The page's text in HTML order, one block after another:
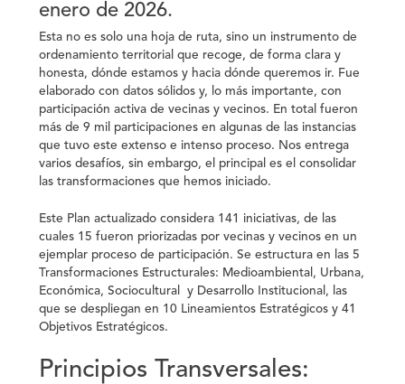
enero de 2026.
Esta no es solo una hoja de ruta, sino un instrumento de
ordenamiento territorial que recoge, de forma clara y
honesta, dónde estamos y hacia dónde queremos ir. Fue
elaborado con datos sólidos y, lo más importante, con
participación activa de vecinas y vecinos. En total fueron
más de 9 mil participaciones en algunas de las instancias
que tuvo este extenso e intenso proceso. Nos entrega
varios desafíos, sin embargo, el principal es el consolidar
las transformaciones que hemos iniciado.
Este Plan actualizado considera 141 iniciativas, de las
cuales 15 fueron priorizadas por vecinas y vecinos en un
ejemplar proceso de participación. Se estructura en las 5
Transformaciones Estructurales: Medioambiental, Urbana,
Económica, Sociocultural y Desarrollo Institucional, las
que se despliegan en 10 Lineamientos Estratégicos y 41
Objetivos Estratégicos.
Principios Transversales: